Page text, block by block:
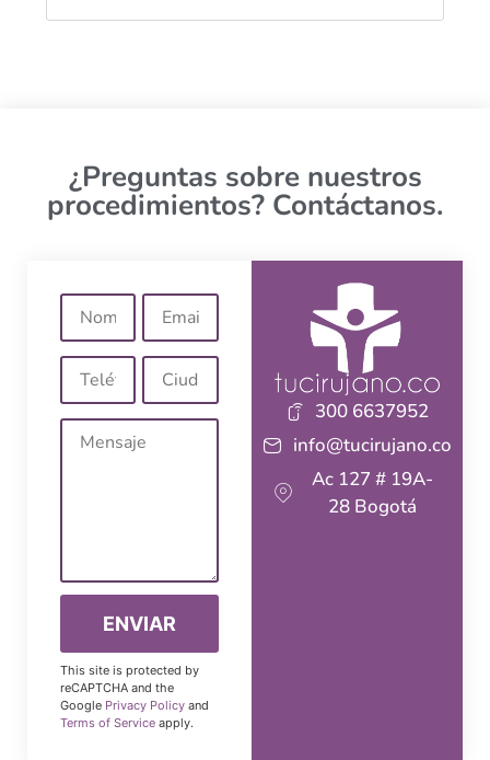
¿Preguntas sobre nuestros
procedimientos? Contáctanos.
This site is protected by
reCAPTCHA and the
Google Privacy Policy and
Terms of Service apply.
300 6637952
info@tucirujano.co
Ac 127 # 19A-
28 Bogotá